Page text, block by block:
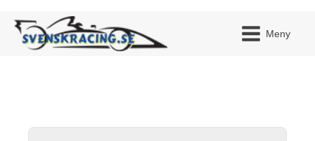
Meny